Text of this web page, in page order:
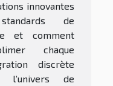
innovantes
de
et comment
chaque
discrète
l’univers de